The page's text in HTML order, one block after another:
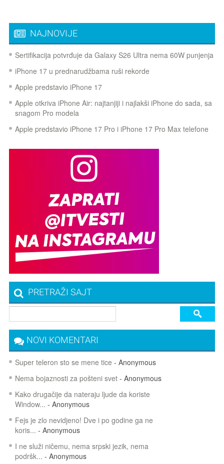
NAJNOVIJE
Sertifikacija potvrđuje da Galaxy S26 Ultra nema 60W punjenja
iPhone 17 u prednarudžbama ruši rekorde
Apple predstavio iPhone 17
Apple otkriva iPhone Air: najtanjiji i najlakši iPhone do sada, sa
snagom Pro modela
Apple predstavio iPhone 17 Pro i iPhone 17 Pro Max telefone
PRETRAŽI SAJT
NOVI KOMENTARI
Super teleron sto se mene tice - Anonymous
Nema bojaznosti za pošteni svet- Anonymous
Kako drugačije da nateraju ljude da koriste
Window... - Anonymous
Fejs je zlo nevidjeno! Dve i po godine ga ne
koris... - Anonymous
I ne služi ničemu, nema srpski jezik, nema
podršk... - Anonymous